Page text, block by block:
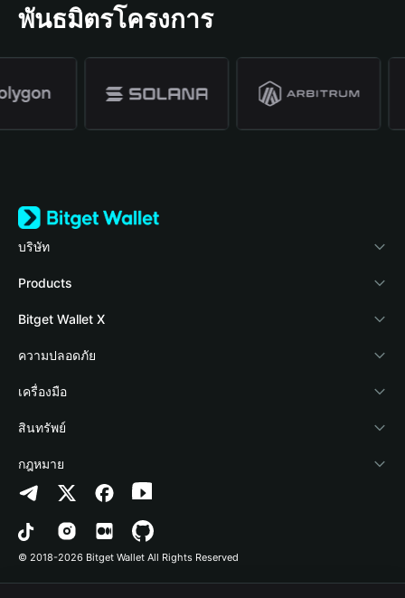
พันธมิตรโครงการ
บริษัท
เกี่ยวกับ Bitget Wallet
Blog
Academy
ข่าวสารด้านคริปโต
ศูนย์ช่วยเหลือ
ติดต่อเรา
ทรัพยากรข้อมูลของแบรนด์
อาชีพ
Products
Crypto Card
Stablecoin Earn
Payfi Crypto
Crypto Swap API
Altcoin Season Index
Prediction Markets
DApp
Bitget Wallet X
นักพัฒนา
เชื่อมต่อ Wallet
Bitget Wallet Pay
ลิสต์โปรเจกต์
ความปลอดภัย
Protection Fund
เทคโนโลยีความปลอดภัย
เครื่องมือ
ซื้อคริปโต
การตรวจจับการอนุญาต
การตรวจจับสัญญา
การโอนเป็นชุด
สินทรัพย์
Arbitrum
Avalanche
Bitcoin
กฎหมาย
นโยบายความเป็นส่วนตัว
ข้อตกลงในการใช้บริการ
© 2018-2026 Bitget Wallet All Rights Reserved